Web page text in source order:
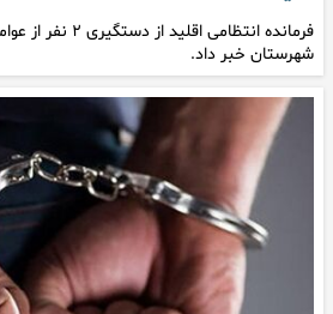
فرمانده انتظامی
شهرستان خبر داد.